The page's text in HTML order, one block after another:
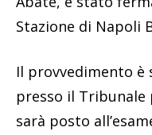
Stazione di Napoli
Il provvedimento è
presso il
sarà posto